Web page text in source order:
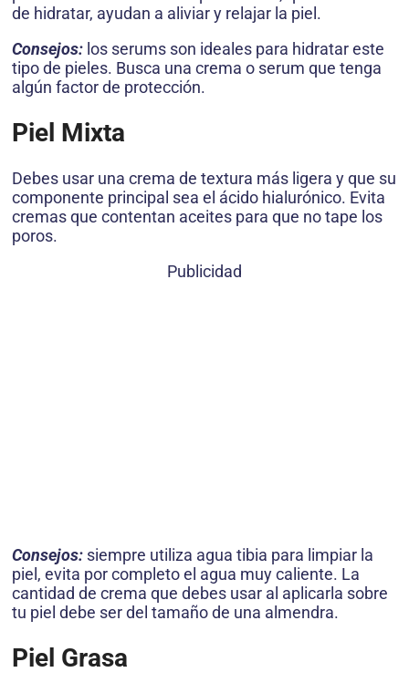
de hidratar, ayudan a aliviar y relajar la piel.
Consejos: los serums son ideales para hidratar este
tipo de pieles. Busca una crema o serum que tenga
algún factor de protección.
Piel Mixta
Debes usar una crema de textura más ligera y que su
componente principal sea el ácido hialurónico. Evita
cremas que contentan aceites para que no tape los
poros.
Publicidad
Consejos: siempre utiliza agua tibia para limpiar la
piel, evita por completo el agua muy caliente. La
cantidad de crema que debes usar al aplicarla sobre
tu piel debe ser del tamaño de una almendra.
Piel Grasa